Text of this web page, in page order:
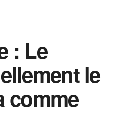
: Le
le
comme